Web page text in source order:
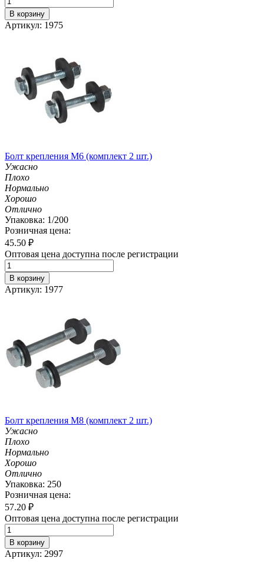
В корзину
Артикул: 1975
Болт крепления М6 (комплект 2 шт.)
Ужасно
Плохо
Нормально
Хорошо
Отлично
Упаковка: 1/200
Розничная цена:
45.50 ₽
Оптовая цена доступна после регистрации
В корзину
Артикул: 1977
Болт крепления М8 (комплект 2 шт.)
Ужасно
Плохо
Нормально
Хорошо
Отлично
Упаковка: 250
Розничная цена:
57.20 ₽
Оптовая цена доступна после регистрации
В корзину
Артикул: 2997